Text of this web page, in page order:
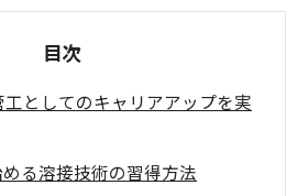
目次
としてのキャリアアップを実
る溶接技術の習得方法